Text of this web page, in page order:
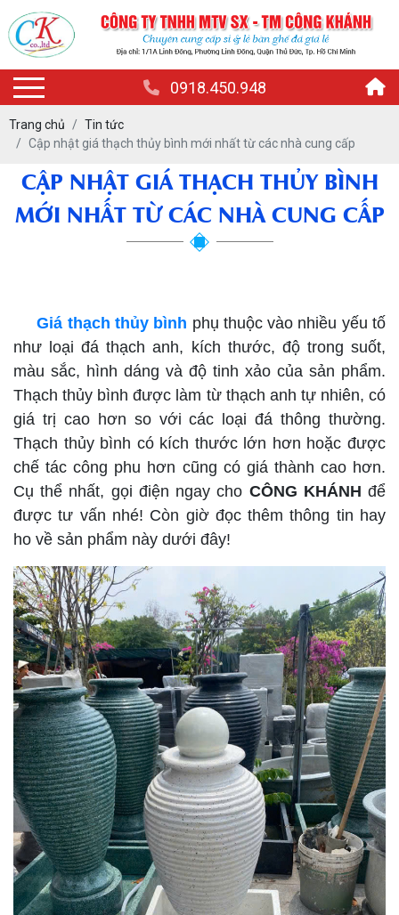
0918.450.948
Trang chủ
Tin tức
Cập nhật giá thạch thủy bình mới nhất từ các nhà cung cấp
CẬP NHẬT GIÁ THẠCH THỦY BÌNH
MỚI NHẤT TỪ CÁC NHÀ CUNG CẤP
Giá thạch thủy bình phụ thuộc vào nhiều yếu tố
như loại đá thạch anh, kích thước, độ trong suốt,
màu sắc, hình dáng và độ tinh xảo của sản phẩm.
Thạch thủy bình được làm từ thạch anh tự nhiên, có
giá trị cao hơn so với các loại đá thông thường.
Thạch thủy bình có kích thước lớn hơn hoặc được
chế tác công phu hơn cũng có giá thành cao hơn.
Cụ thể nhất, gọi điện ngay cho CÔNG KHÁNH để
được tư vấn nhé! Còn giờ đọc thêm thông tin hay
ho về sản phẩm này dưới đây!